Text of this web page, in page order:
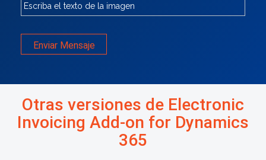
Enviar Mensaje
Otras versiones de Electronic
Invoicing Add-on for Dynamics
365